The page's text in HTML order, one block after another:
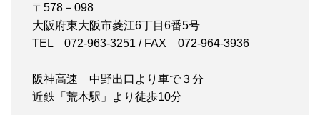
〒578－098
大阪府東大阪市菱江6丁目6番5号
TEL 072-963-3251 / FAX 072-964-3936
阪神高速 中野出口より車で３分
近鉄「荒本駅」より徒歩10分